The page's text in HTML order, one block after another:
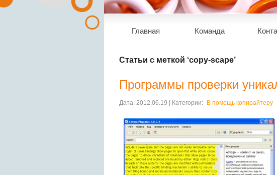
Главная Команда
Статьи с меткой ‘copy-scape’
Программы проверки
Дата: 2012.06.19 | Категории: В помощь копирайтеру